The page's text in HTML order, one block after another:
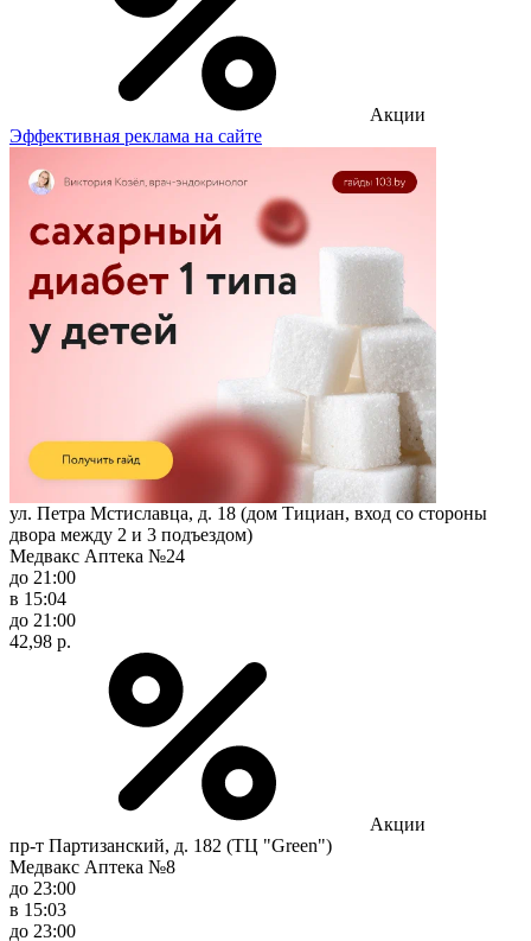
Акции
Эффективная реклама на сайте
ул. Петра Мстиславца, д. 18 (дом Тициан, вход со стороны
двора между 2 и 3 подъездом)
Медвакс Аптека №24
до 21:00
в 15:04
до 21:00
42,98 р.
Акции
пр-т Партизанский, д. 182 (ТЦ "Green")
Медвакс Аптека №8
до 23:00
в 15:03
до 23:00